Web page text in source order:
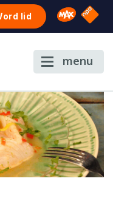
lid Omroep
NPO
menu